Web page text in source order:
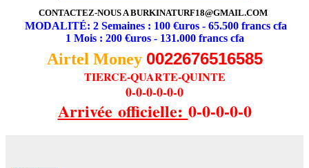
CONTACTEZ-NOUS A BURKINATURF18@GMAIL.COM
MODALITÉ: 2 Semaines : 100 €uros - 65.500 francs cfa
1 Mois : 200 €uros - 131.000 francs cfa
Airtel Money 0022676516585
TIERCE-QUARTE-QUINTE
0-0-0-0-0-0
Arrivée officielle: 0-0-0-0-0